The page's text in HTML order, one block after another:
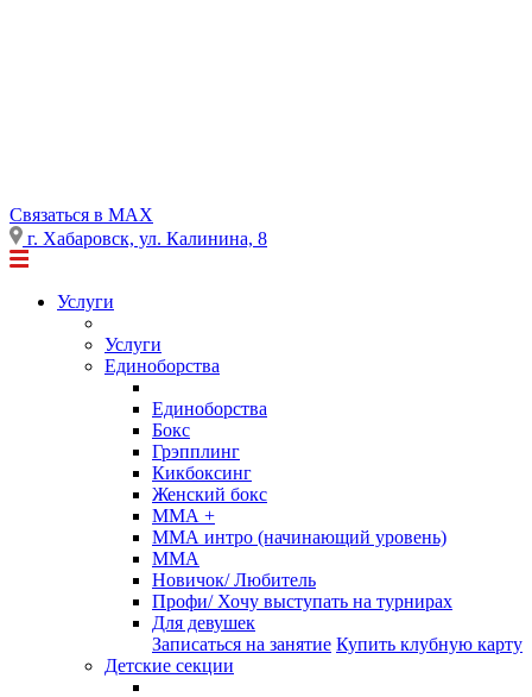
Cвязаться в MAX
г. Хабаровск, ул. Калинина, 8
Услуги
Услуги
Единоборства
Единоборства
Бокс
Грэпплинг
Кикбоксинг
Женский бокс
ММА +
ММА интро (начинающий уровень)
ММА
Новичок/ Любитель
Профи/ Хочу выступать на турнирах
Для девушек
Записаться на занятие Купить клубную карту
Детские секции